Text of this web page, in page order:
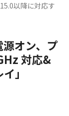
以降に対応す
オン、プ
対応&
」